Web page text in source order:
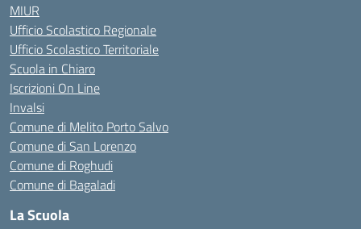
MIUR
Ufficio Scolastico Regionale
Ufficio Scolastico Territoriale
Scuola in Chiaro
Iscrizioni On Line
Invalsi
Comune di Melito Porto Salvo
Comune di San Lorenzo
Comune di Roghudi
Comune di Bagaladi
La Scuola